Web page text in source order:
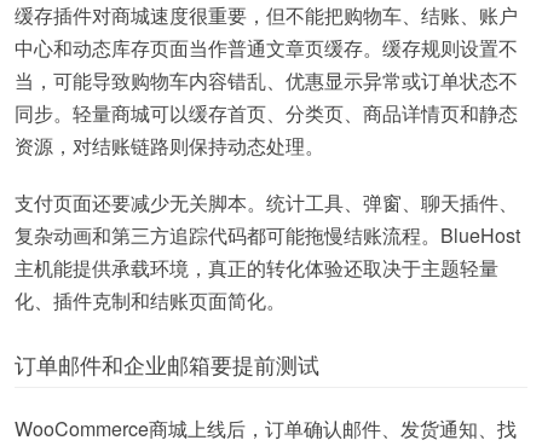
缓存插件对商城速度很重要，但不能把购物车、结账、账户
中心和动态库存页面当作普通文章页缓存。缓存规则设置不
当，可能导致购物车内容错乱、优惠显示异常或订单状态不
同步。轻量商城可以缓存首页、分类页、商品详情页和静态
资源，对结账链路则保持动态处理。
支付页面还要减少无关脚本。统计工具、弹窗、聊天插件、
复杂动画和第三方追踪代码都可能拖慢结账流程。BlueHost
主机能提供承载环境，真正的转化体验还取决于主题轻量
化、插件克制和结账页面简化。
订单邮件和企业邮箱要提前测试
WooCommerce商城上线后，订单确认邮件、发货通知、找